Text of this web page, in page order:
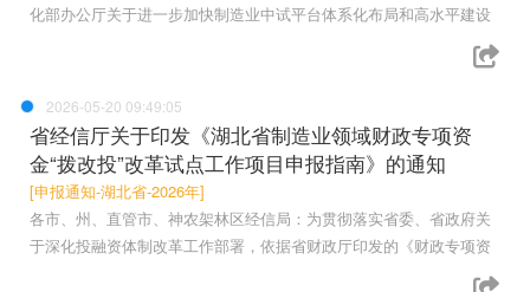
化部办公厅关于进一步加快制造业中试平台体系化布局和高水平建设
2026-05-20 09:49:05
省经信厅关于印发《湖北省制造业领域财政专项资
金“拨改投”改革试点工作项目申报指南》的通知
[申报通知-湖北省-2026年]
各市、州、直管市、神农架林区经信局：为贯彻落实省委、省政府关
于深化投融资体制改革工作部署，依据省财政厅印发的《财政专项资